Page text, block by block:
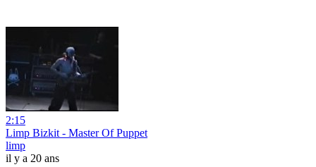
2:15
Limp Bizkit - Master Of Puppet
limp
il y a 20 ans